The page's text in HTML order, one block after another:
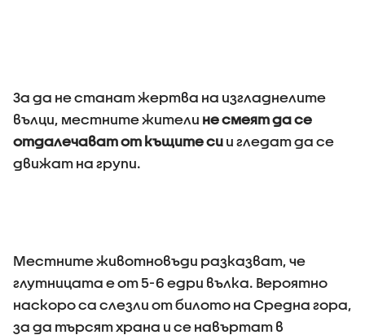
За да не станат жертва на изгладнелите
вълци, местните жители не смеят да се
отдалечават от къщите си и гледат да се
движат на групи.
Местните животновъди разказват, че
глутницата е от 5-6 едри вълка. Вероятно
наскоро са слезли от билото на Средна гора,
за да търсят храна и се навъртат в